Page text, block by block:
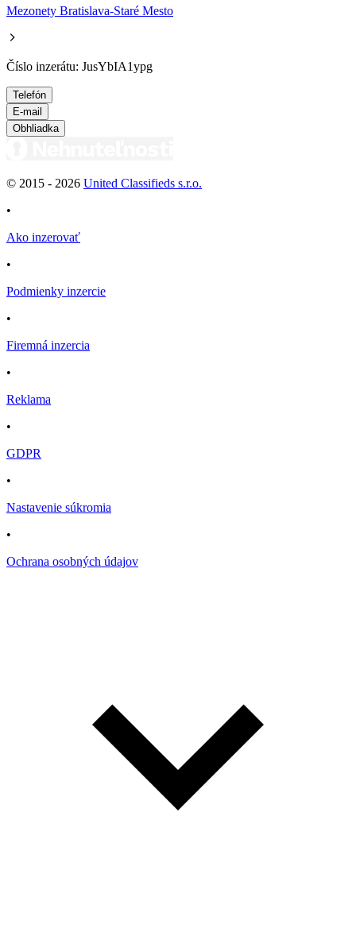
Mezonety Bratislava-Staré Mesto
Číslo inzerátu: JusYbIA1ypg
Telefón
E-mail
Obhliadka
© 2015 - 2026 United Classifieds s.r.o.
•
Ako inzerovať
•
Podmienky inzercie
•
Firemná inzercia
•
Reklama
•
GDPR
•
Nastavenie súkromia
•
Ochrana osobných údajov